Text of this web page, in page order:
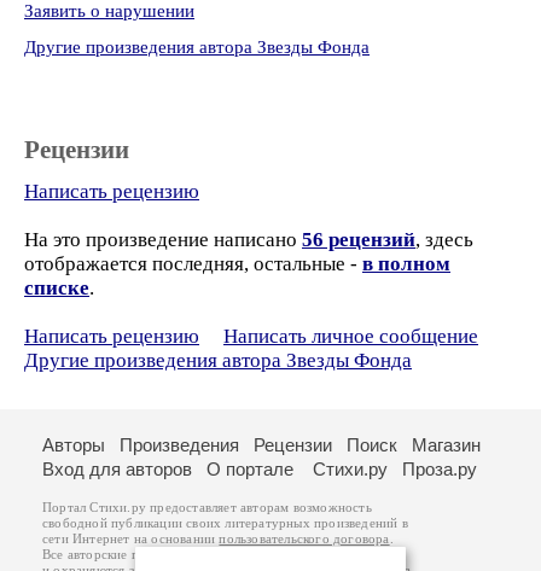
Заявить о нарушении
Другие произведения автора Звезды Фонда
Рецензии
Написать рецензию
На это произведение написано 56 рецензий, здесь
отображается последняя, остальные - в полном
списке.
Написать рецензию
Написать личное сообщение
Другие произведения автора Звезды Фонда
Авторы Произведения Рецензии Поиск
Магазин
Вход для авторов
О портале Стихи.ру Проза.ру
Портал Стихи.ру предоставляет авторам возможность
свободной публикации своих литературных произведений в
сети Интернет на основаниипользовательского договора
Все авторские права на произведения принадлежат авторам